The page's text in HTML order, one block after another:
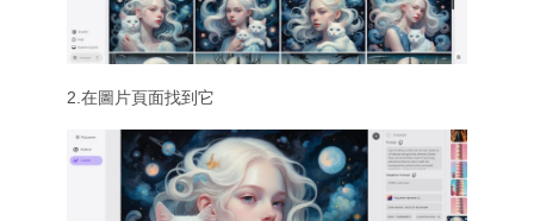
2.在圖片頁面找到它